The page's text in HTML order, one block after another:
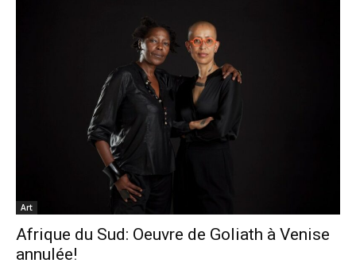
Art
Afrique du Sud: Oeuvre de Goliath à Venise
annulée!